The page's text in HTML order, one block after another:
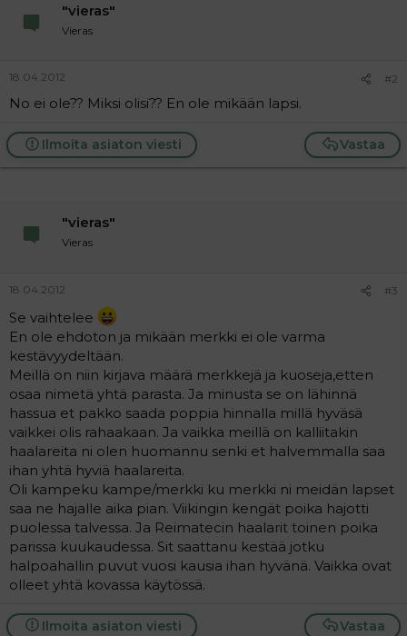
"vieras"
Vieras
18.04.2012 #2
No ei ole?? Miksi olisi?? En ole mikään lapsi.
Vastaa
Ilmoita asiaton viesti
"vieras"
Vieras
18.04.2012 #3
Se vaihtelee
En ole ehdoton ja mikään merkki ei ole varma
kestävyydeltään.
Meillä on niin kirjava määrä merkkejä ja kuoseja,etten
osaa nimetä yhtä parasta. Ja minusta se on lähinnä
hassua et pakko saada poppia hinnalla millä hyväsä
vaikkei olis rahaakaan. Ja vaikka meillä on kalliitakin
haalareita ni olen huomannu senki et halvemmalla saa
ihan yhtä hyviä haalareita.
Oli kampeku kampe/merkki ku merkki ni meidän lapset
saa ne hajalle aika pian. Viikingin kengät poika hajotti
puolessa talvessa. Ja Reimatecin haalarit toinen poika
parissa kuukaudessa. Sit saattanu kestää jotku
halpoahallin puvut vuosi kausia ihan hyvänä. Vaikka ovat
olleet yhtä kovassa käytössä.
Vastaa
Ilmoita asiaton viesti